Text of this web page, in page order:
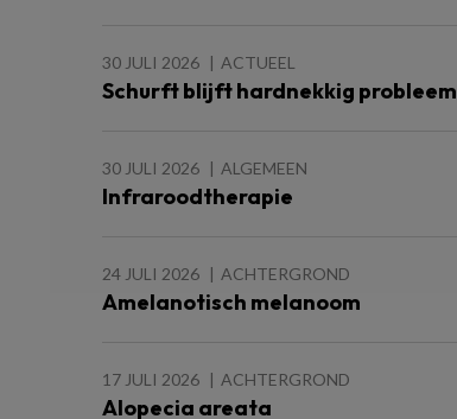
30 JULI 2026 ACTUEEL
Schurft blijft hardnekkig probleem
30 JULI 2026 ALGEMEEN
Infraroodtherapie
24 JULI 2026 ACHTERGROND
Amelanotisch melanoom
17 JULI 2026 ACHTERGROND
Alopecia areata